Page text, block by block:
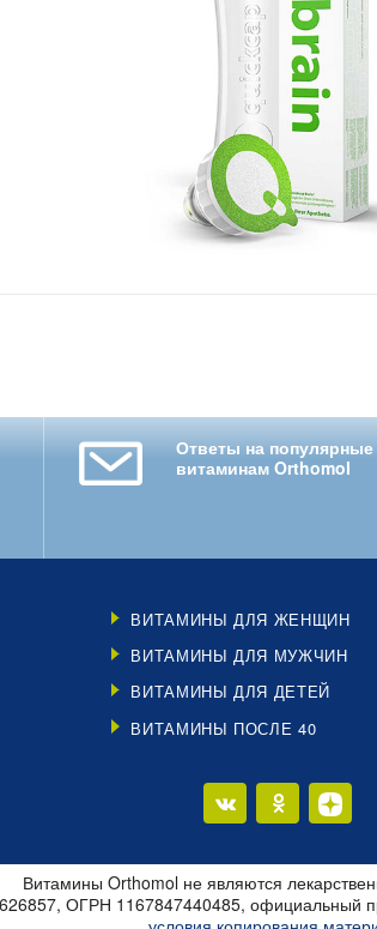
Ответы на
витаминам Orthomol
ВИТАМИНЫ ДЛЯ ЖЕНЩИН
ВИТАМИНЫ ДЛЯ МУЖЧИН
ВИТАМИНЫ ДЛЯ ДЕТЕЙ
ВИТАМИНЫ ПОСЛЕ 40
Витамины Orthomol не являются
ОГРН 1167847440485, официальный